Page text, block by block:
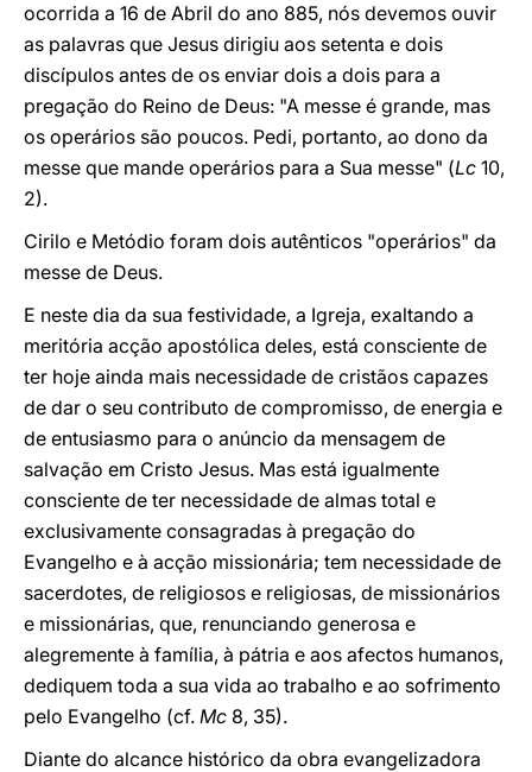
ocorrida a 16 de Abril do ano 885, nós devemos ouvir
as palavras que Jesus dirigiu aos setenta e dois
discípulos antes de os enviar dois a dois para a
pregação do Reino de Deus: "A messe é grande, mas
os operários são poucos. Pedi, portanto, ao dono da
messe que mande operários para a Sua messe" (Lc 10,
2).
Cirilo e Metódio foram dois autênticos "operários" da
messe de Deus.
E neste dia da sua festividade, a Igreja, exaltando a
meritória acção apostólica deles, está consciente de
ter hoje ainda mais necessidade de cristãos capazes
de dar o seu contributo de compromisso, de energia e
de entusiasmo para o anúncio da mensagem de
salvação em Cristo Jesus. Mas está igualmente
consciente de ter necessidade de almas total e
exclusivamente consagradas à pregação do
Evangelho e à acção missionária; tem necessidade de
sacerdotes, de religiosos e religiosas, de missionários
e missionárias, que, renunciando generosa e
alegremente à família, à pátria e aos afectos humanos,
dediquem toda a sua vida ao trabalho e ao sofrimento
pelo Evangelho (cf. Mc 8, 35).
Diante do alcance histórico da obra evangelizadora